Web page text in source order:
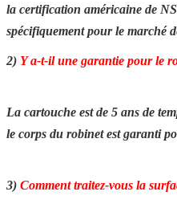
la certification américaine de
spécifiquement pour le marché
2) Y a-t-il une garantie pour le
La cartouche est de 5 ans de
le corps du robinet est garanti
3) Comment traitez-vous la